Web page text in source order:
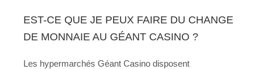
EST-CE QUE JE PEUX FAIRE DU CHANGE
DE MONNAIE AU GÉANT CASINO ?
Les hypermarchés Géant Casino disposent